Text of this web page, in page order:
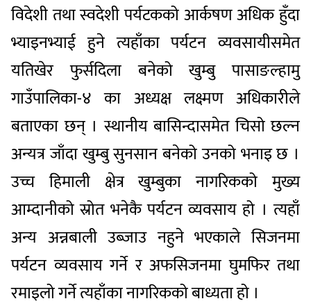
विदेशी तथा स्वदेशी पर्यटकको आर्कषण अधिक हुँदा
भ्याइनभ्याई हुने त्यहाँका पर्यटन व्यवसायीसमेत
यतिखेर फुर्सदिला बनेको खुम्बु पासाङल्हामु
गाउँपालिका-४ का अध्यक्ष लक्ष्मण अधिकारीले
बताएका छन् । स्थानीय बासिन्दासमेत चिसो छल्न
अन्यत्र जाँदा खुम्बु सुनसान बनेको उनको भनाइ छ ।
उच्च हिमाली क्षेत्र खुम्बुका नागरिकको मुख्य
आम्दानीको स्रोत भनेकै पर्यटन व्यवसाय हो । त्यहाँ
अन्य अन्नबाली उब्जाउ नहुने भएकाले सिजनमा
पर्यटन व्यवसाय गर्ने र अफसिजनमा घुमफिर तथा
रमाइलो गर्ने त्यहाँका नागरिकको बाध्यता हो ।